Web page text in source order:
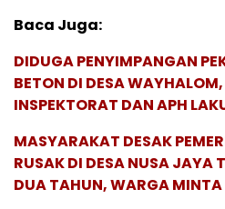
Baca Juga:
DIDUGA PENYIMPANGAN
BETON DI DESA
INSPEKTORAT DAN APH
MASYARAKAT DESAK
RUSAK DI DESA NUSA JAYA
DUA TAHUN, WARGA MINTA